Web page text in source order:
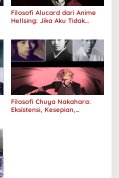
Filosofi Alucard dari Anime
Hellsing: Jika Aku Tidak
Filosofi Chuya Nakahara:
Eksistensi, Kesepian,